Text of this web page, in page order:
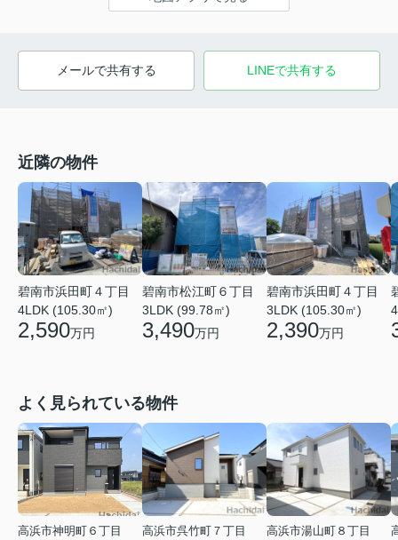
メールで共有する LINEで共有する
近隣の物件
碧南市浜田町４丁目
4LDK (105.30㎡)
2,590万円
碧南市松江町６丁目
3LDK (99.78㎡)
3,490万円
碧南市浜田町４丁目
3LDK (105.30㎡)
2,390万円
よく見られている物件
高浜市神明町６丁目
高浜市呉竹町７丁目
高浜市湯山町８丁目